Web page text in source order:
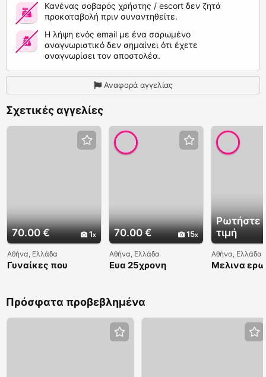
Κανένας σοβαρός χρήστης / escort δεν ζητά
προκαταβολή πριν συναντηθείτε.
Η λήψη ενός email με ένα σαρωμένο
αναγνωριστικό δεν σημαίνει ότι έχετε
αναγνωρίσει τον αποστολέα.
Αναφορά αγγελίας
Σχετικές αγγελίες
70.00 € 1
Αθήνα, Ελλάδα
Γυναίκες που
70.00 € 15
Αθήνα, Ελλάδα
Ευα 25χρονη
Ρωτήστε
τιμή
Αθήνα, Ελλάδα
Μελινα
Πρόσφατα προβεβλημένα